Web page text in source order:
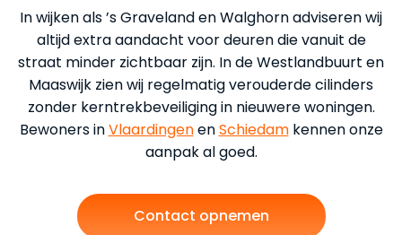
In wijken als ’s Graveland en Walghorn adviseren wij
altijd extra aandacht voor deuren die vanuit de
straat minder zichtbaar zijn. In de Westlandbuurt en
Maaswijk zien wij regelmatig verouderde cilinders
zonder kerntrekbeveiliging in nieuwere woningen.
Bewoners inVlaardingenenSchiedamkennen onze
aanpak al goed.
Contact opnemen